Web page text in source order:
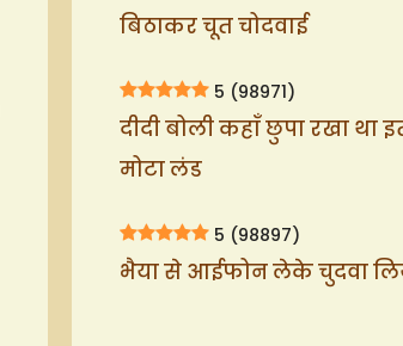
बिठाकर चूत चोदवाई
5 (98971)
दीदी बोली कहाँ छुपा रखा था
मोटा लंड
5 (98897)
भैया से आईफोन लेके चुदवा